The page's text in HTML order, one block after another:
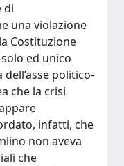
di
una violazione
Costituzione
ed unico
politico-
che la crisi
infatti, che
non aveva
che